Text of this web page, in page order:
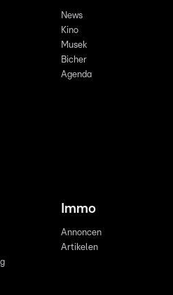
News
Kino
Musek
Bicher
Agenda
Immo
Annoncen
Artikelen